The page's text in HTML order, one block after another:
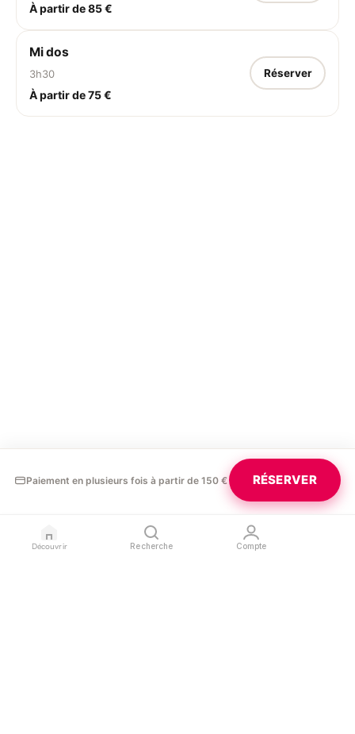
Découvrir Recherche Compte
À partir de 85 €
Mi dos
3h30
À partir de 75 €
Réserver
Paiement en plusieurs fois à partir de 150 € RÉSERVER